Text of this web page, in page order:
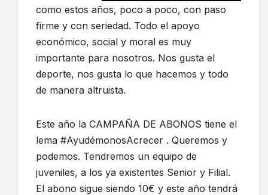
como estos años, poco a poco, con paso
firme y con seriedad. Todo el apoyo
económico, social y moral es muy
importante para nosotros. Nos gusta el
deporte, nos gusta lo que hacemos y todo
de manera altruista.
Este año la CAMPAÑA DE ABONOS tiene el
lema #AyudémonosAcrecer . Queremos y
podemos. Tendremos un equipo de
juveniles, a los ya existentes Senior y Filial.
El abono sigue siendo 10€ y este año tendrá